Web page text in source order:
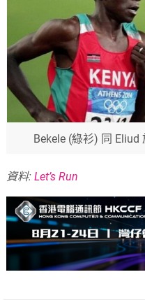
Bekele (綠衫) 同
資料:Let’s Run